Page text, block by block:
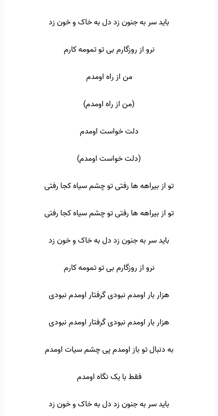
باید سر به جنون زد دل به خاک و خون زد
نرو از روزگارم بی تو تمومه کارم
من از راه اومدم
(من از راه اومدم)
دلت خواست اومدم
(دلت خواست اومدم)
تو از بیراهه ها رفتی تو چشم سیاه کجا رفتی
تو از بیراهه ها رفتی تو چشم سیاه کجا رفتی
باید سر به جنون زد دل به خاک و خون زد
نرو از روزگارم بی تو تمومه کارم
هزار بار اومدم نبودی گرفتار اومدم نبودی
هزار بار اومدم نبودی گرفتار اومدم نبودی
به دنبال تو باز اومدم پی چشم سیات اومدم
فقط با یک نگاه اومدم
باید سر به جنون زد دل به خاک و خون زد